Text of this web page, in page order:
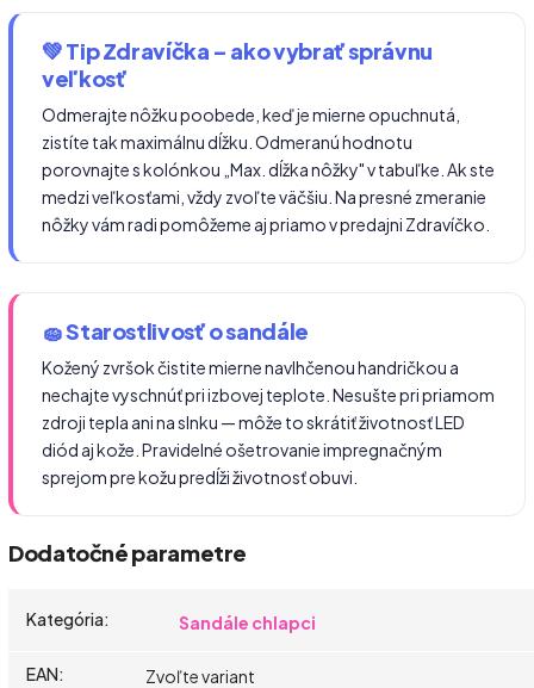
💚 Tip Zdravíčka – ako vybrať správnu
veľkosť
Odmerajte nôžku poobede, keď je mierne opuchnutá,
zistíte tak maximálnu dĺžku. Odmeranú hodnotu
porovnajte s kolónkou „Max. dĺžka nôžky" v tabuľke. Ak ste
medzi veľkosťami, vždy zvoľte väčšiu. Na presné zmeranie
nôžky vám radi pomôžeme aj priamo v predajni Zdravíčko.
🧽 Starostlivosť o sandále
Kožený zvršok čistite mierne navlhčenou handričkou a
nechajte vyschnúť pri izbovej teplote. Nesušte pri priamom
zdroji tepla ani na slnku — môže to skrátiť životnosť LED
diód aj kože. Pravidelné ošetrovanie impregnačným
sprejom pre kožu predĺži životnosť obuvi.
Dodatočné parametre
Kategória: Sandále chlapci
EAN: Zvoľte variant